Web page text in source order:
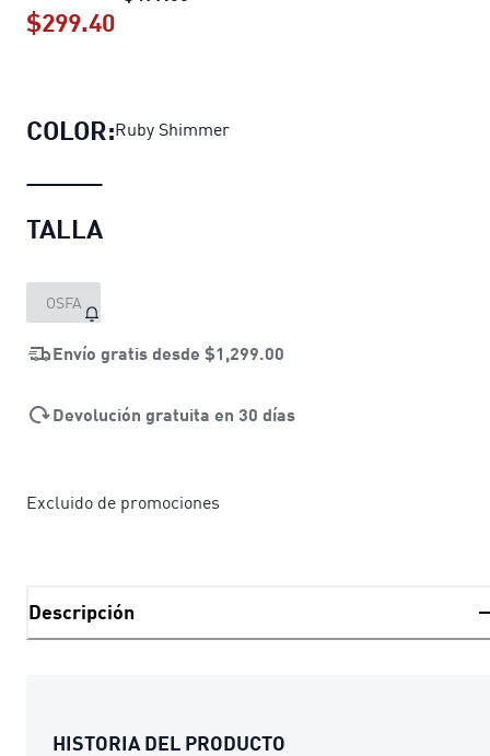
$299.40
COLOR:Ruby Shimmer
TALLA
OSFA
Envío gratis desde $1,299.00
Devolución gratuita en 30 días
Excluido de promociones
Descripción
HISTORIA DEL PRODUCTO